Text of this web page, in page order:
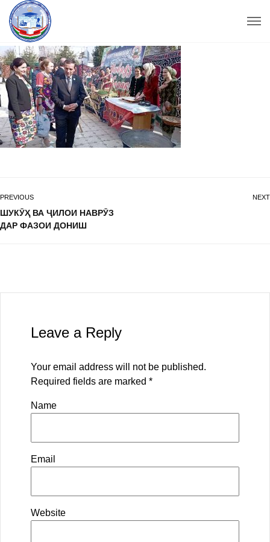
PREVIOUS
ШУКӮҲ ВА ҶИЛОИ НАВРӮЗ
ДАР ФАЗОИ ДОНИШ
NEXT
Leave a Reply
Your email address will not be published.
Required fields are marked *
Name
Email
Website